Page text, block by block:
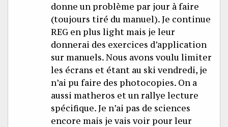
donne un problème par jour à faire
(toujours tiré du manuel). Je continue
REG en plus light mais je leur
donnerai des exercices d’application
sur manuels. Nous avons voulu limiter
les écrans et étant au ski vendredi, je
n’ai pu faire des photocopies. On a
aussi matheros et un rallye lecture
spécifique. Je n’ai pas de sciences
encore mais je vais voir pour leur